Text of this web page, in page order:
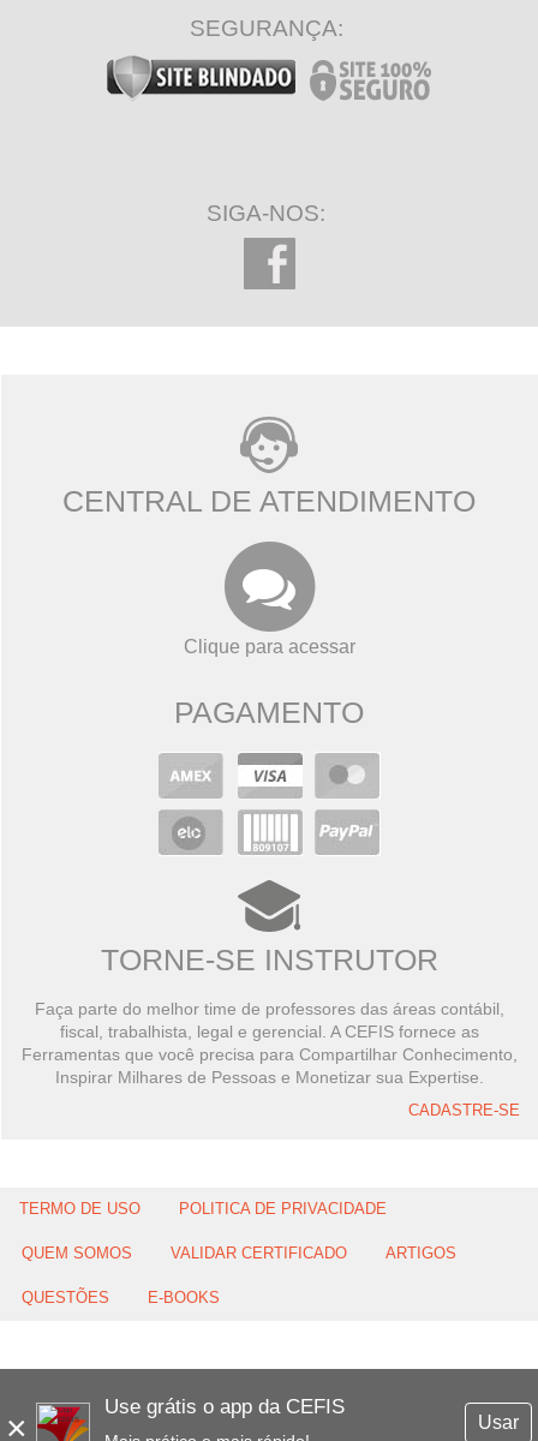
×
Use grátis o app da CEFIS
Usar
SEGURANÇA:
SIGA-NOS:
CENTRAL DE ATENDIMENTO
Clique para acessar
PAGAMENTO
TORNE-SE INSTRUTOR
Faça parte do melhor time de professores das áreas contábil,
fiscal, trabalhista, legal e gerencial. A CEFIS fornece as
Ferramentas que você precisa para Compartilhar Conhecimento,
Inspirar Milhares de Pessoas e Monetizar sua Expertise.
CADASTRE-SE
TERMO DE USO POLITICA DE PRIVACIDADE
QUEM SOMOS VALIDAR CERTIFICADO ARTIGOS
QUESTÕES E-BOOKS